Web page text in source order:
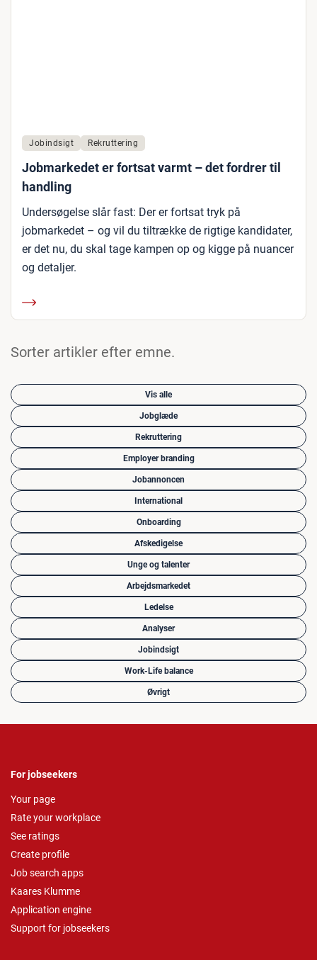
Jobindsigt Rekruttering
Jobmarkedet er fortsat varmt – det fordrer til
handling
Undersøgelse slår fast: Der er fortsat tryk på
jobmarkedet – og vil du tiltrække de rigtige kandidater,
er det nu, du skal tage kampen op og kigge på nuancer
og detaljer.
Sorter artikler efter emne.
Vis alle
Jobglæde
Rekruttering
Employer branding
Jobannoncen
International
Onboarding
Afskedigelse
Unge og talenter
Arbejdsmarkedet
Ledelse
Analyser
Jobindsigt
Work-Life balance
Øvrigt
For jobseekers
Your page
Rate your workplace
See ratings
Create profile
Job search apps
Kaares Klumme
Application engine
Support for jobseekers